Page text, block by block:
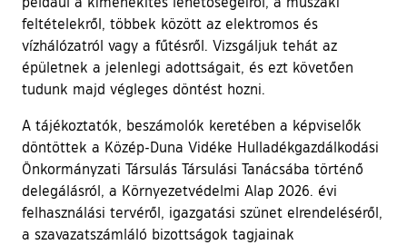
feltételekről, többek között az elektromos és
vízhálózatról vagy a fűtésről. Vizsgáljuk tehát az
épületnek a jelenlegi adottságait, és ezt követően
tudunk majd végleges döntést hozni.
A tájékoztatók, beszámolók keretében a képviselők
döntöttek a Közép-Duna Vidéke Hulladékgazdálkodási
Önkormányzati Társulás Társulási Tanácsába történő
delegálásról, a Környezetvédelmi Alap 2026. évi
felhasználási tervéről, igazgatási szünet elrendeléséről,
a szavazatszámláló bizottságok tagjainak